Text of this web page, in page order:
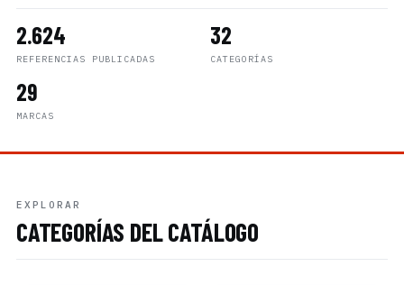
2.624
REFERENCIAS PUBLICADAS
32
CATEGORÍAS
29
MARCAS
EXPLORAR
CATEGORÍAS DEL CATÁLOGO